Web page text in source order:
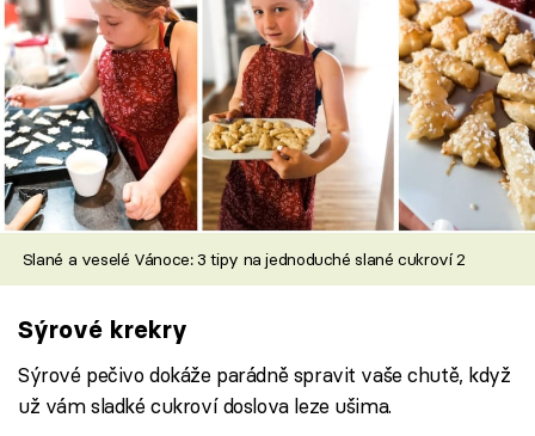
Slané a veselé Vánoce: 3 tipy na jednoduché slané cukroví 2
Sýrové krekry
Sýrové pečivo dokáže parádně spravit vaše chutě, když
už vám sladké cukroví doslova leze ušima.